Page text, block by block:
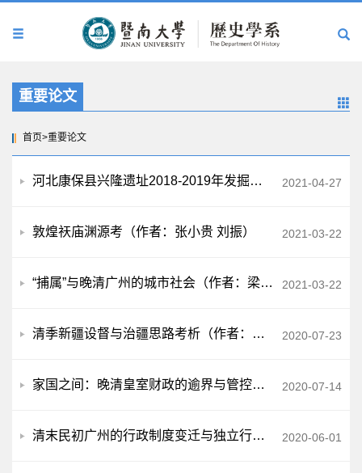
重要论文
首页>重要论文
河北康保县兴隆遗址2018-2019年发掘简报（作者：郭明建等） 2021-04-27
敦煌祆庙渊源考（作者：张小贵 刘振） 2021-03-22
“捕属”与晚清广州的城市社会（作者：梁敏玲） 2021-03-22
清季新疆设督与治疆思路考析（作者：章成） 2020-07-23
家国之间：晚清皇室财政的逾界与管控（作者：刘增合） 2020-07-14
清末民初广州的行政制度变迁与独立行政主体的形成（作者：梁敏玲） 2020-06-01